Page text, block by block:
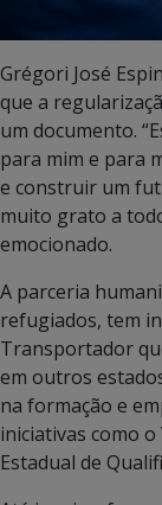
Grégori José
que a
um documento.
para mim e para
e construir um
muito grato a
emocionado.
A parceria
refugiados, tem
Transportador
em outros
na formação e
iniciativas como
Estadual de